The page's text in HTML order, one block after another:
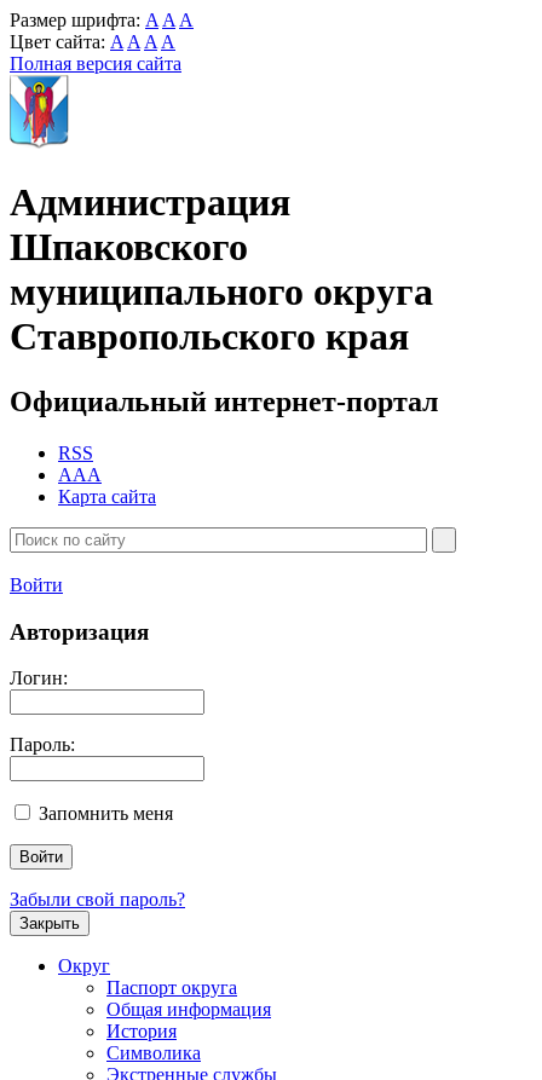
Размер шрифта: A A A
Цвет сайта: A A A A
Полная версия сайта
Администрация
Шпаковского
муниципального округа
Ставропольского края
Официальный интернет-портал
RSS
AAA
Карта сайта
Войти
Авторизация
Логин:
Пароль:
Запомнить меня
Забыли свой пароль?
Закрыть
Округ
Паспорт округа
Общая информация
История
Символика
Экстренные службы